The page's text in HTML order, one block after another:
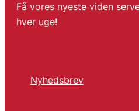
Få vores nyeste viden
hver uge!
Nyhedsbrev